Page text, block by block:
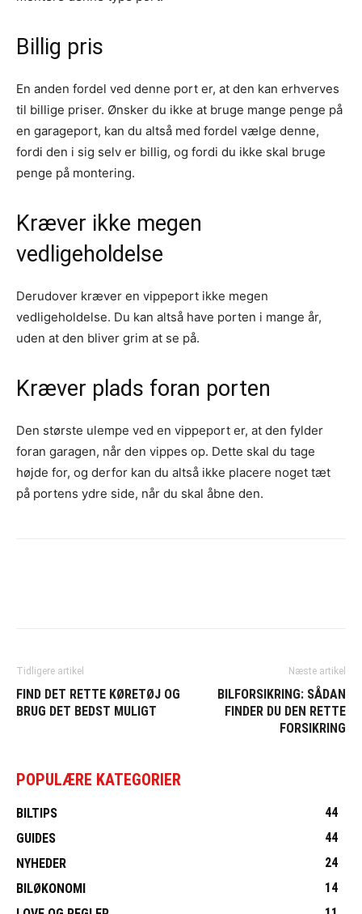
Billig pris
En anden fordel ved denne port er, at den kan erhverves
til billige priser. Ønsker du ikke at bruge mange penge på
en garageport, kan du altså med fordel vælge denne,
fordi den i sig selv er billig, og fordi du ikke skal bruge
penge på montering.
Kræver ikke megen
vedligeholdelse
Derudover kræver en vippeport ikke megen
vedligeholdelse. Du kan altså have porten i mange år,
uden at den bliver grim at se på.
Kræver plads foran porten
Den største ulempe ved en vippeport er, at den fylder
foran garagen, når den vippes op. Dette skal du tage
højde for, og derfor kan du altså ikke placere noget tæt
på portens ydre side, når du skal åbne den.
Tidligere artikel
FIND DET RETTE KØRETØJ OG
BRUG DET BEDST MULIGT
Næste artikel
BILFORSIKRING: SÅDAN
FINDER DU DEN RETTE
FORSIKRING
POPULÆRE KATEGORIER
BILTIPS
44
GUIDES
44
NYHEDER
24
BILØKONOMI
14